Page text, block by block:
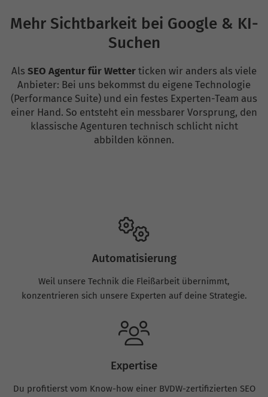
Mehr Sichtbarkeit bei Google & KI-
Suchen
Als SEO Agentur für Wetter ticken wir anders als viele
Anbieter: Bei uns bekommst du eigene Technologie
(Performance Suite) und ein festes Experten-Team aus
einer Hand. So entsteht ein messbarer Vorsprung, den
klassische Agenturen technisch schlicht nicht
abbilden können.
Automatisierung
Weil unsere Technik die Fleißarbeit übernimmt,
konzentrieren sich unsere Experten auf deine Strategie.
Expertise
Du profitierst vom Know-how einer BVDW-zertifizierten SEO